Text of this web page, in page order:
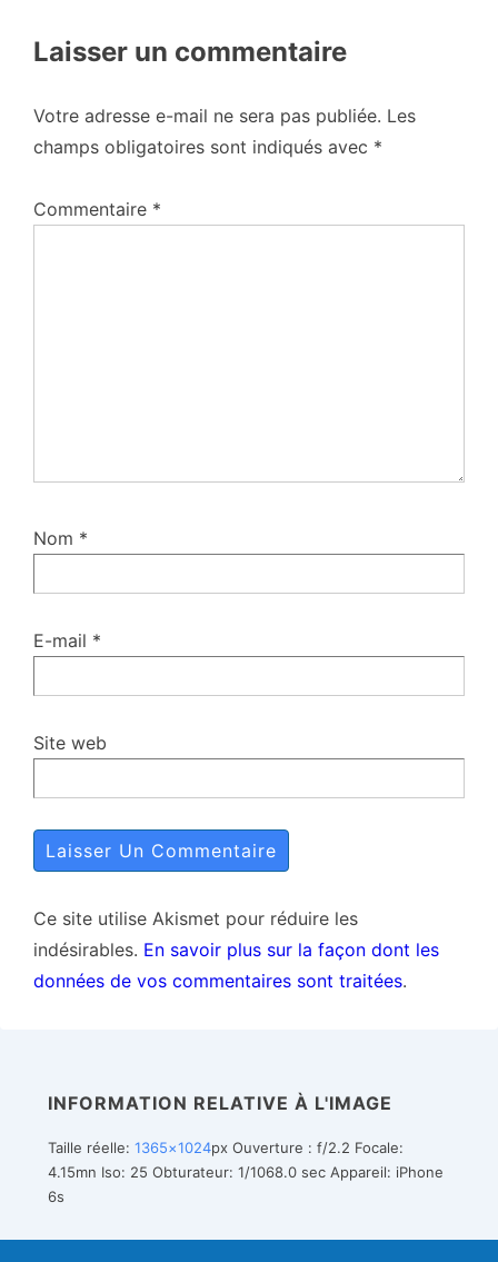
Laisser un commentaire
Votre adresse e-mail ne sera pas publiée. Les
champs obligatoires sont indiqués avec *
Commentaire *
Nom *
E-mail *
Site web
Ce site utilise Akismet pour réduire les
indésirables. En savoir plus sur la façon dont les
données de vos commentaires sont traitées.
INFORMATION RELATIVE À L'IMAGE
Taille réelle: 1365×1024px Ouverture : f/2.2 Focale:
4.15mn Iso: 25 Obturateur: 1/1068.0 sec Appareil: iPhone
6s